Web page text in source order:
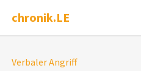
chronik.LE
Verbaler Angriff
Alle Ereignisse